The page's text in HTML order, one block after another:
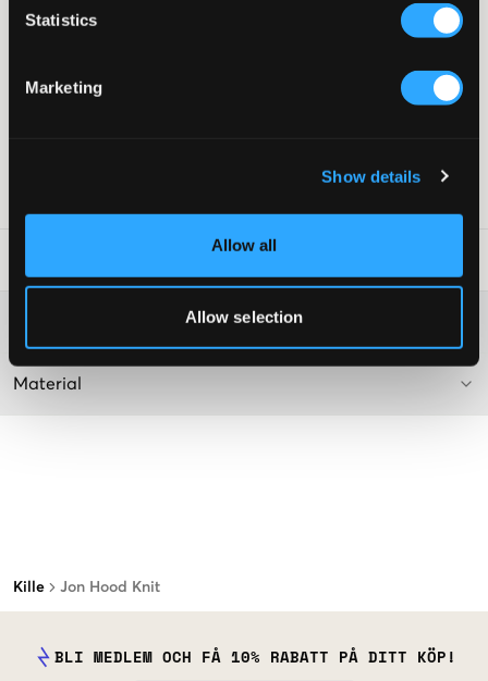
Statistics
Marketing
Show details
Allow all
Allow selection
Kille Jon Hood Knit
stickad tröja är ett bekvämt och trendigt plagg.
Huva
Mer information om tvättråd
Material
BLI MEDLEM OCH FÅ 10% RABATT PÅ DITT KÖP!